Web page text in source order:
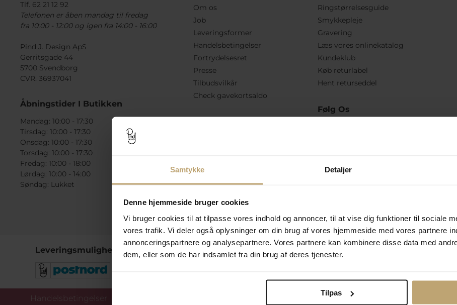
Samtykke Detaljer
Denne hjemmeside bruger cookies
Vi bruger cookies til at tilpasse vores indhold og annoncer, til at vise dig funktioner til sociale
vores trafik. Vi deler også oplysninger om din brug af vores hjemmeside med vores partnere
annonceringspartnere og analysepartnere. Vores partnere kan kombinere disse data med
dem, eller som de har indsamlet fra din brug af deres tjenester.
Tilpas
Tlf. 62 21 12 92
Telefonen er åben mandag til fredag
fra 10:00 - 12:00 og igen fra 14:00 - 16:00
Pind J. Design ApS
Gerritsgade 44
5700 Svendborg
CVR. 36937041
Åbningstider I Butikken
Mandag: 10:00 - 17:30
Tirsdag: 10:00 - 17:30
Onsdag: 10:00 - 17:30
Torsdag: 10:00 - 17:30
Fredag: 10:00 - 18:00
Lørdag: 10:00 - 14:00
Søndag: Lukket
Om os
Job
Leveringsformer
Handelsbetingelser
Fortrydelsesret
Presse
Tilbudsvilkår
Check gavekortsaldo
Ringstørrelsesguide
Smykkepleje
Gravering
Læs vores onlinekatalog
Kundeklub
Køb returlabel
Hent returseddel
Følg Os
Leveringsmuligheder Betalingsmuligheder
Handelsbetingelser Ændr cookie-